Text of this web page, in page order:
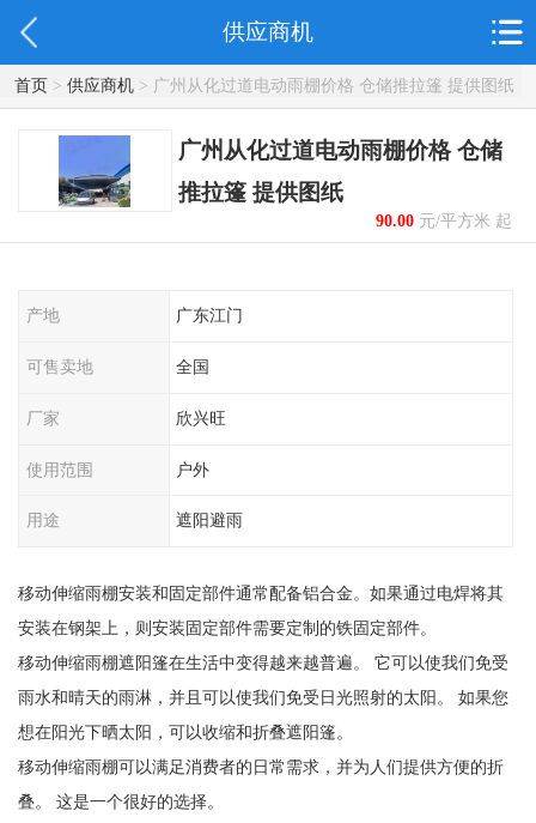
供应商机
首页> 供应商机> 广州从化过道电动雨棚价格 仓储推拉篷 提供图纸
广州从化过道电动雨棚价格 仓储
推拉篷 提供图纸
90.00元/平方米 起
产地 广东江门
可售卖地 全国
厂家 欣兴旺
使用范围 户外
用途 遮阳避雨
移动伸缩雨棚安装和固定部件通常配备铝合金。如果通过电焊将其
安装在钢架上，则安装固定部件需要定制的铁固定部件。
移动伸缩雨棚遮阳篷在生活中变得越来越普遍。 它可以使我们免受
雨水和晴天的雨淋，并且可以使我们免受日光照射的太阳。 如果您
想在阳光下晒太阳，可以收缩和折叠遮阳篷。
移动伸缩雨棚可以满足消费者的日常需求，并为人们提供方便的折
叠。 这是一个很好的选择。